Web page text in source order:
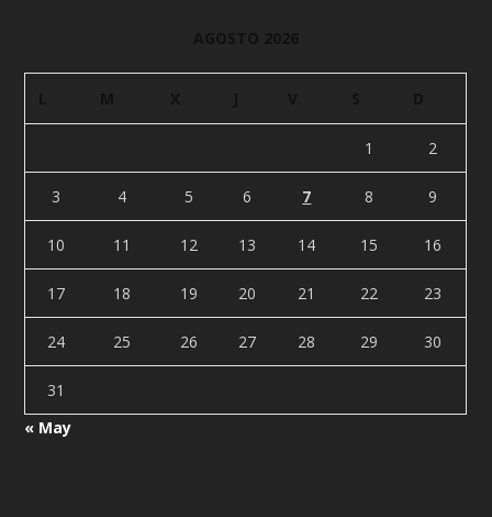
1 2
3 4 5 6 7 8 9
10 11 12 13 14 15 16
17 18 19 20 21 22 23
24 25 26 27 28 29 30
31
« May